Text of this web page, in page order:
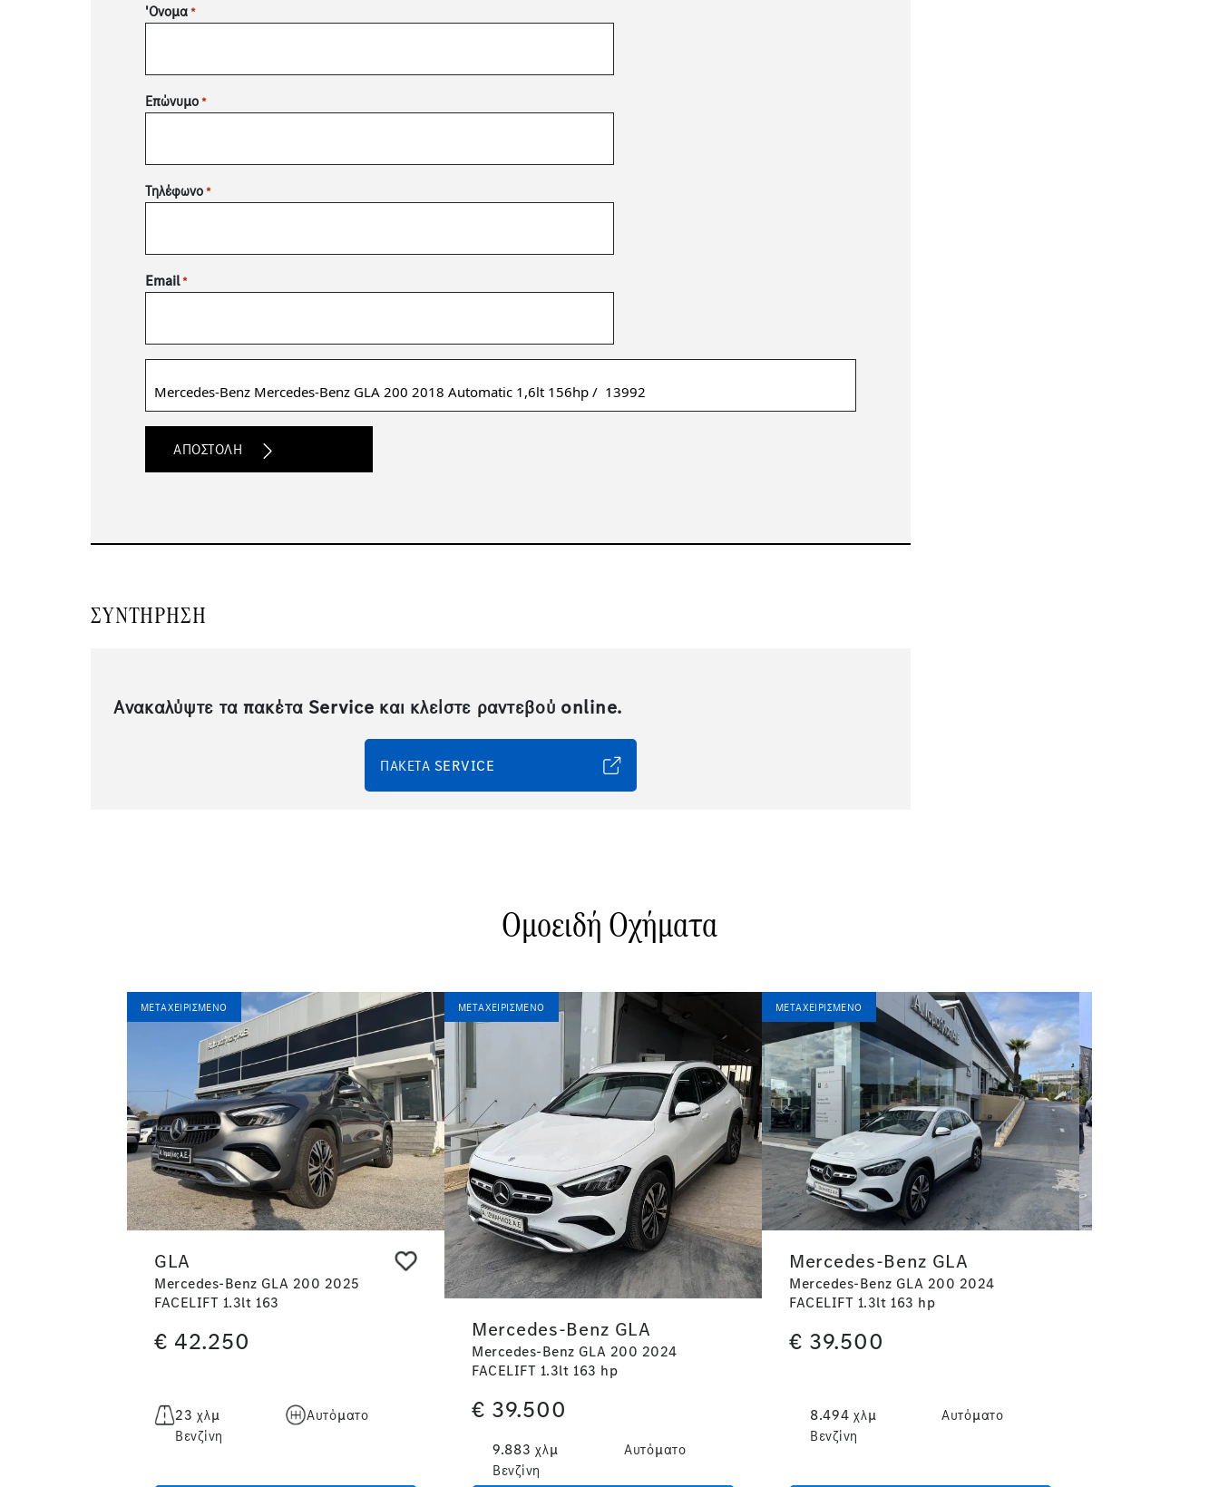
'Ονομα*
Επώνυμο*
Τηλέφωνο*
Email*
ΣΥΝΤΉΡΗΣΗ
Ανακαλύψτε τα πακέτα Service και κλείστε ραντεβού online.
ΠΑΚΕΤΑ SERVICE
Ομοειδή Οχήματα
ΜΕΤΑΧΕΙΡΙΣΜΈΝΟ
GLA
Mercedes-Benz GLA 200 2025
FACELIFT 1.3lt 163
€ 42.250
23 χλμ
Αυτόματο
Βενζίνη
ΜΕΤΑΧΕΙΡΙΣΜΈΝΟ
Mercedes-Benz GLA
Mercedes-Benz GLA 200 2024
FACELIFT 1.3lt 163 hp
€ 39.500
9.883 χλμ
Αυτόματο
Βενζίνη
ΜΕΤΑΧΕΙΡΙΣΜΈΝΟ
Mercedes-Benz GLA
Mercedes-Benz GLA 200 2024
FACELIFT 1.3lt 163 hp
€ 39.500
8.494 χλμ
Αυτόματο
Βενζίνη